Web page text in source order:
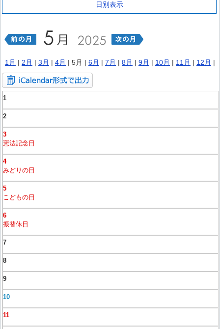
日別表示
1月 | 2月 | 3月 | 4月 | 5月 | 6月 | 7月 | 8月 | 9月 | 10月 | 11月 | 12月 |
1
2
3
憲法記念日
4
みどりの日
5
こどもの日
6
振替休日
7
8
9
10
11